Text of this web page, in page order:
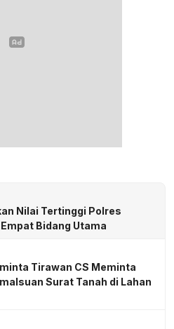
Nilai Tertinggi Polres
Bidang Utama
Tirawan CS Meminta
Surat Tanah di Lahan